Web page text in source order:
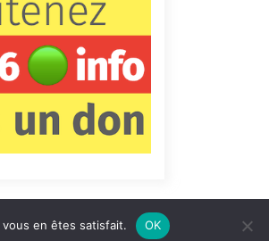
? Informations légales
en êtes satisfait. OK